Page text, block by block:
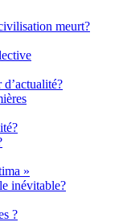
meurt?
»
inévitable?
?